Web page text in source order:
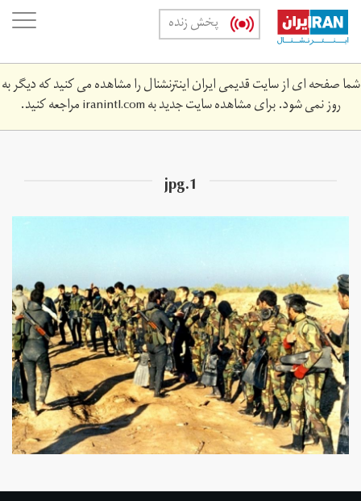
Skip
main
content
پخش زنده
شما صفحه ای از سایت قدیمی ایران اینترنشنال را مشاهده می کنید که دیگر به
روز نمی شود. برای مشاهده سایت جدید بهiranintl.comمراجعه کنید.
1.jpg